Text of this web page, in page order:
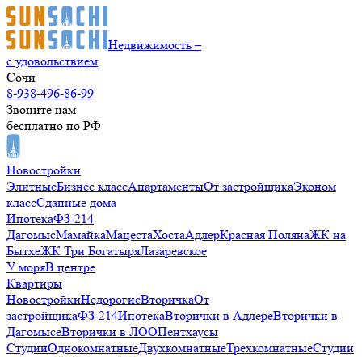
Недвижимость –
с удовольствием
Сочи
8-938-496-86-99
Звоните нам
бесплатно по РФ
Новостройки
ЭлитныеБизнес классАпартаментыОт застройщикаЭконом
классСданные дома
ИпотекаФЗ-214
ДагомысМамайкаМацестаХостаАдлерКрасная ПолянаЖК на
БытхеЖК Три БогатыряЛазаревское
У моряВ центре
Квартиры
НовостройкиНедорогиеВторичкаОт
застройщикаФЗ-214ИпотекаВторички в АдлереВторички в
ДагомысеВторички в ЛООПентхаусы
СтудииОднокомнатныеДвухкомнатныеТрехкомнатныеСтудии